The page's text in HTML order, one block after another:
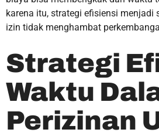
karena itu, strategi efisiensi menjadi
izin tidak menghambat
Strategi
Waktu
Perizinan